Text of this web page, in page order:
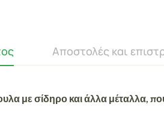
Αποστολές και
με σίδηρο και άλλα μέταλλα,